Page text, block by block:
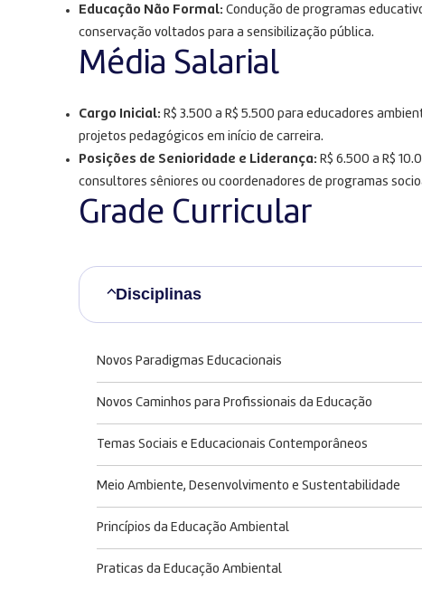
Educação Não Formal: Condução de programas
conservação voltados para a sensibilização pública.
Média Salarial
Cargo Inicial: R$ 3.500 a R$ 5.500 para educadores
projetos pedagógicos em início de carreira.
Posições de Senioridade e Liderança: R$ 6.500 a R$
consultores sêniores ou coordenadores de programas
Grade Curricular
Disciplinas
Novos Paradigmas Educacionais
Novos Caminhos para Profissionais da Educação
Temas Sociais e Educacionais Contemporâneos
Meio Ambiente, Desenvolvimento e Sustentabilidade
Princípios da Educação Ambiental
Praticas da Educação Ambiental